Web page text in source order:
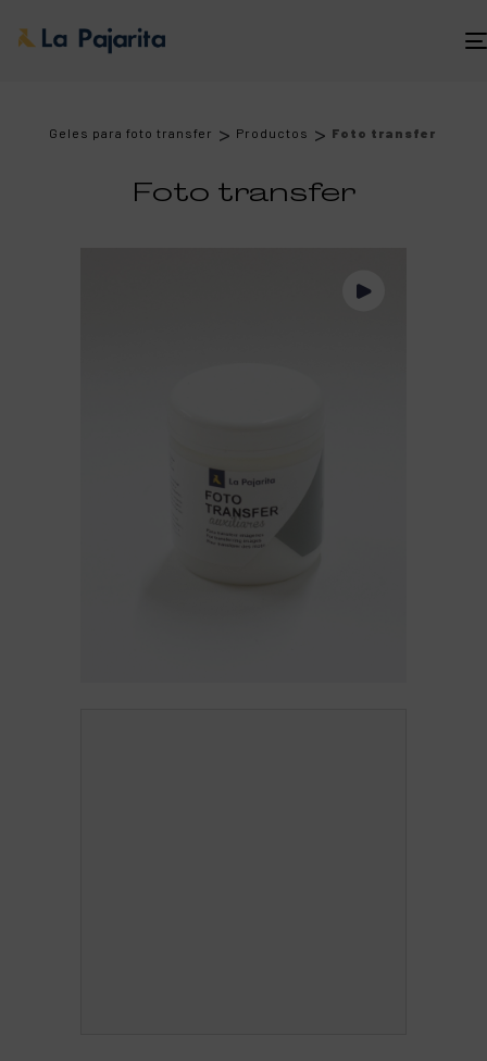
Geles para foto transfer > Productos > Foto transfer
Foto transfer